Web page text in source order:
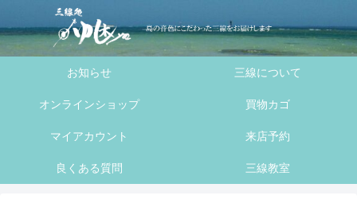
ス
キ
お知らせ 三線について
オンラインショップ 買物カゴ
マイアカウント 来店予約
良くある質問 三線教室